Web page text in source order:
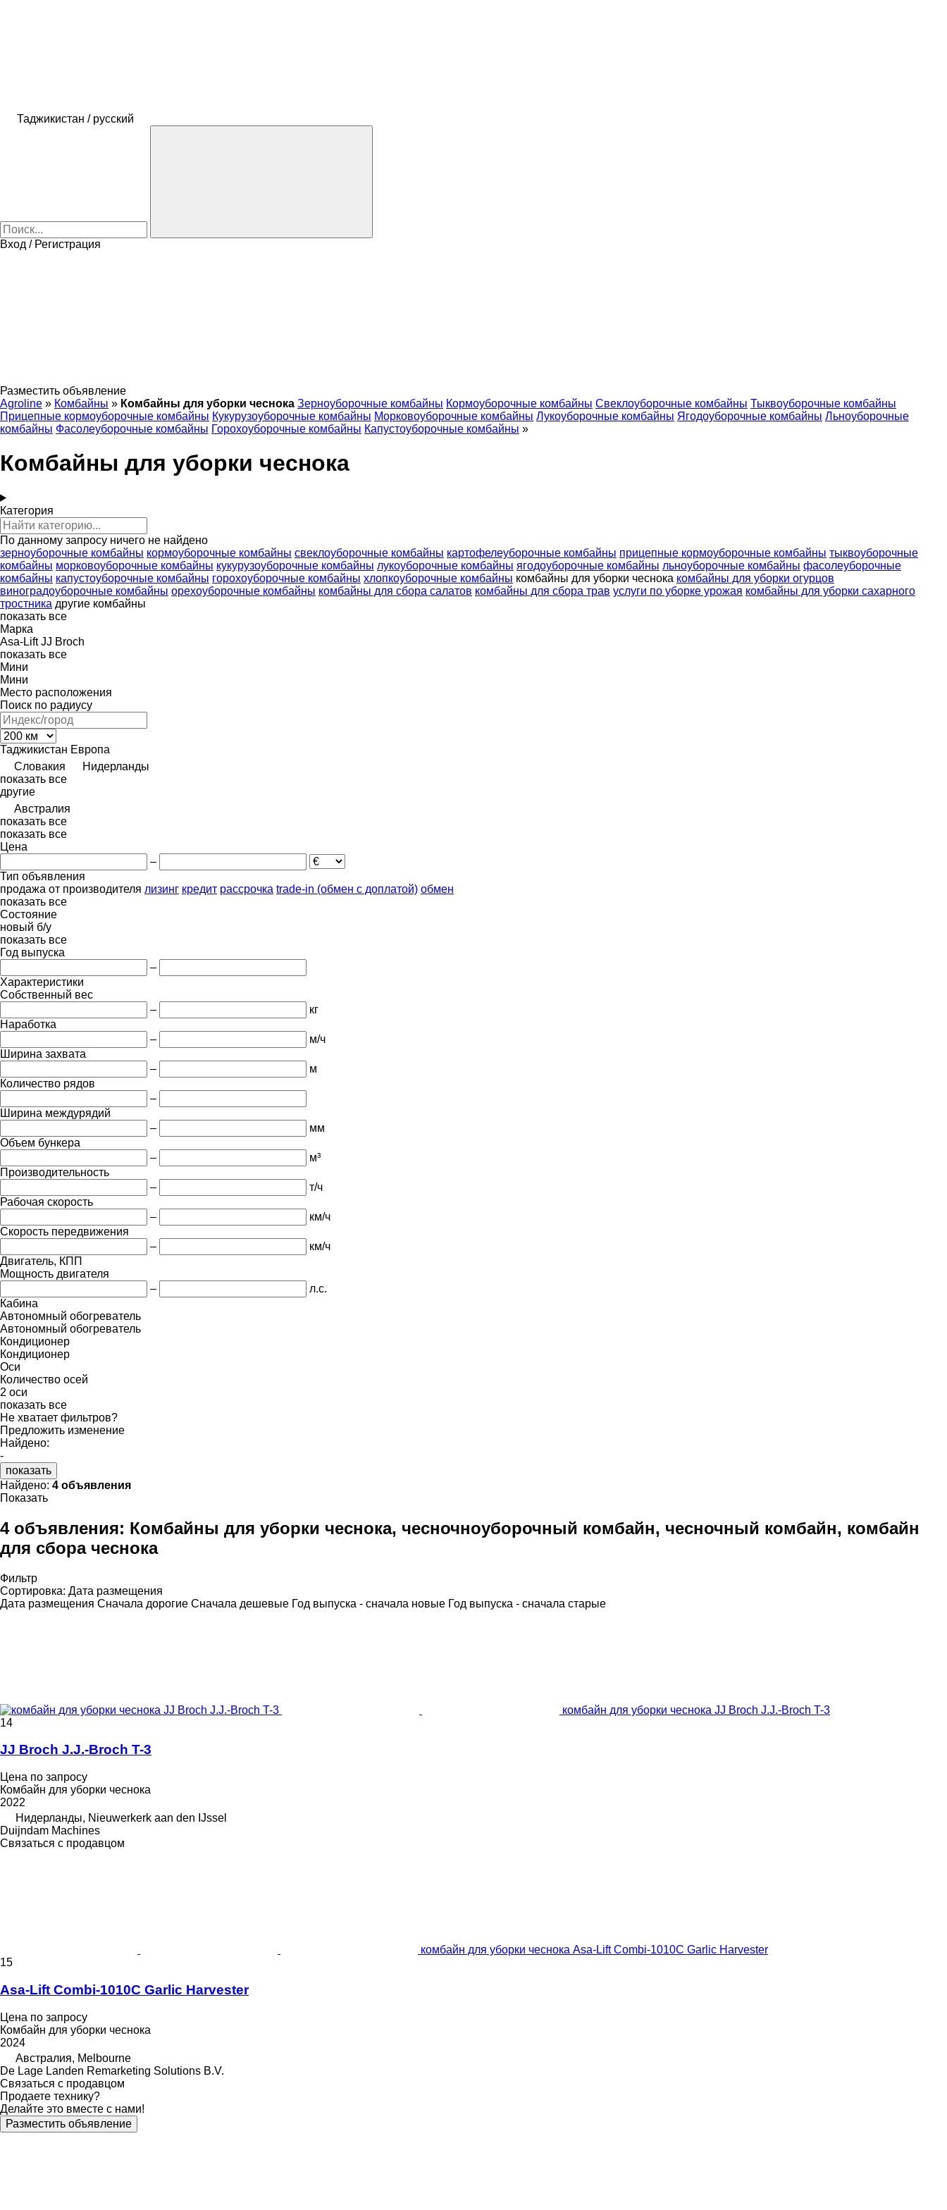
Таджикистан / русский
Вход / Регистрация
Разместить объявление
Agroline » Комбайны » Комбайны для уборки чеснока Зерноуборочные комбайны Кормоуборочные комбайны Свеклоуборочные комбайны Тыквоуборочные комбайны
Прицепные кормоуборочные комбайны Кукурузоуборочные комбайны Морковоуборочные комбайны Лукоуборочные комбайны Ягодоуборочные комбайны Льноуборочные
комбайны Фасолеуборочные комбайны Горохоуборочные комбайны Капустоуборочные комбайны »
Комбайны для уборки чеснока
Категория
По данному запросу ничего не найдено
зерноуборочные комбайны кормоуборочные комбайны свеклоуборочные комбайны картофелеуборочные комбайны прицепные кормоуборочные комбайны тыквоуборочные
комбайны морковоуборочные комбайны кукурузоуборочные комбайны лукоуборочные комбайны ягодоуборочные комбайны льноуборочные комбайны фасолеуборочные
комбайны капустоуборочные комбайны горохоуборочные комбайны хлопкоуборочные комбайны комбайны для уборки чеснока комбайны для уборки огурцов
виноградоуборочные комбайны орехоуборочные комбайны комбайны для сбора салатов комбайны для сбора трав услуги по уборке урожая комбайны для уборки сахарного
тростника другие комбайны
показать все
Марка
Asa-Lift JJ Broch
показать все
Мини
Мини
Место расположения
Поиск по радиусу
Таджикистан Европа
Словакия
Нидерланды
показать все
другие
Австралия
показать все
показать все
Цена
–
Тип объявления
продажа от производителя лизинг кредит рассрочка trade-in (обмен с доплатой) обмен
показать все
Состояние
новый б/у
показать все
Год выпуска
–
Характеристики
Собственный вес
–
кг
Наработка
–
м/ч
Ширина захвата
–
м
Количество рядов
–
Ширина междурядий
–
мм
Объем бункера
–
м³
Производительность
–
т/ч
Рабочая скорость
–
км/ч
Скорость передвижения
–
км/ч
Двигатель, КПП
Мощность двигателя
–
л.с.
Кабина
Автономный обогреватель
Автономный обогреватель
Кондиционер
Кондиционер
Оси
Количество осей
2 оси
показать все
Не хватает фильтров?
Предложить изменение
Найдено:
-
показать
Найдено: 4 объявления
Показать
4 объявления: Комбайны для уборки чеснока, чесночноуборочный комбайн, чесночный комбайн, комбайн
для сбора чеснока
Фильтр
Сортировка: Дата размещения
Дата размещения Сначала дорогие Сначала дешевые Год выпуска - сначала новые Год выпуска - сначала старые
комбайн для уборки чеснока JJ Broch J.J.-Broch T-3
14
JJ Broch J.J.-Broch T-3
Цена по запросу
Комбайн для уборки чеснока
2022
Нидерланды, Nieuwerkerk aan den IJssel
Duijndam Machines
Связаться с продавцом
комбайн для уборки чеснока Asa-Lift Combi-1010C Garlic Harvester
15
Asa-Lift Combi-1010C Garlic Harvester
Цена по запросу
Комбайн для уборки чеснока
2024
Австралия, Melbourne
De Lage Landen Remarketing Solutions B.V.
Связаться с продавцом
Продаете технику?
Делайте это вместе с нами!
Разместить объявление